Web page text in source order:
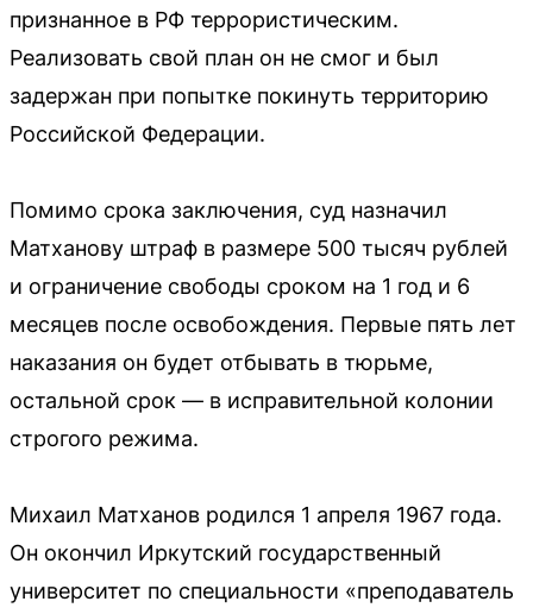
признанное в РФ террористическим.
Реализовать свой план он не смог и был
задержан при попытке покинуть территорию
Российской Федерации.
Помимо срока заключения, суд назначил
Матханову штраф в размере 500 тысяч рублей
и ограничение свободы сроком на 1 год и 6
месяцев после освобождения. Первые пять лет
наказания он будет отбывать в тюрьме,
остальной срок — в исправительной колонии
строгого режима.
Михаил Матханов родился 1 апреля 1967 года.
Он окончил Иркутский государственный
университет по специальности «преподаватель